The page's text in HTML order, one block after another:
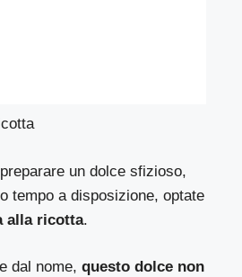
un dolce sfizioso,
tempo a disposizione, optate
alla ricotta.
dal nome,questo dolce non